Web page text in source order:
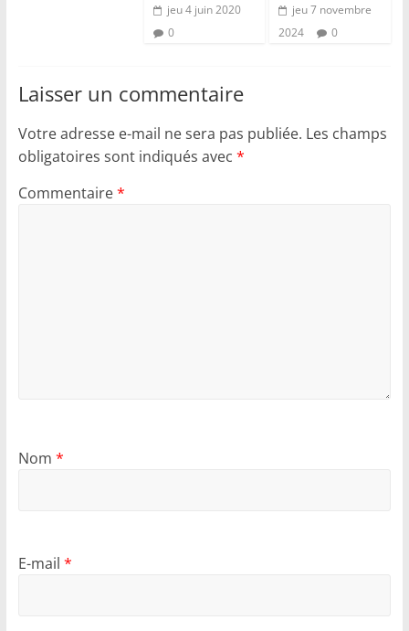
jeu 4 juin 2020
0
jeu 7 novembre
2024
0
Laisser un commentaire
Votre adresse e-mail ne sera pas publiée. Les champs
obligatoires sont indiqués avec *
Commentaire*
Nom *
E-mail *